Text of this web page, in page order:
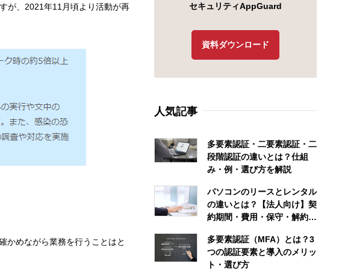
が、2021年11月頃より活動が再
かめながら業務を行うことはと
セキュリティAppGuard
資料ダウンロード
人気記事
多要素認証・二要素認証・二
段階認証の違いとは？仕組
み・例・選び方を解説
パソコンのリースとレンタル
の違いとは？【法人向け】契
約期間・費用・保守・解約条
多要素認証（MFA）とは？3
つの認証要素と導入のメリッ
ト・選び方